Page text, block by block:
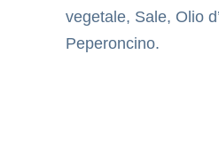
vegetale, Sale, Olio
Peperoncino.